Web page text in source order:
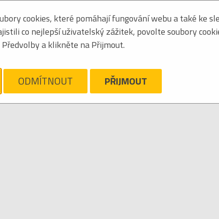
Zoradiť podľa: základné mená
výpis
ľúto, ale pre daný žáner/kategóriu nie sú v katalógu žiadne položky.
cookies, které pomáhají fungování webu a také ke
co nejlepší uživatelský zážitek, povolte soubory
a klikněte na Přijmout.
ODMÍTNOUT PŘIJMOUT